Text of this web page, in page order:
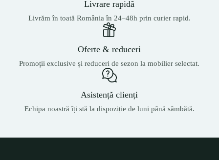
Livrare rapidă
Livrăm în toată România în 24–48h prin curier rapid.
Oferte & reduceri
Promoții exclusive și reduceri de sezon la mobilier selectat.
Asistență clienți
Echipa noastră îți stă la dispoziție de luni până sâmbătă.